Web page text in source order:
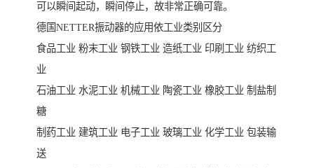
可以瞬间起动，瞬间停止，故非常正确可靠。
德国NETTER振动器的应用依工业类别区分
食品工业 粉末工业 钢铁工业 造纸工业 印刷工业 纺织工
业
石油工业 水泥工业 机械工业 陶瓷工业 橡胶工业 制盐制
糖
制药工业 建筑工业 电子工业 玻璃工业 化学工业 包装输
送